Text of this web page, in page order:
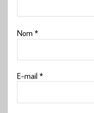
Nom*
E-mail*